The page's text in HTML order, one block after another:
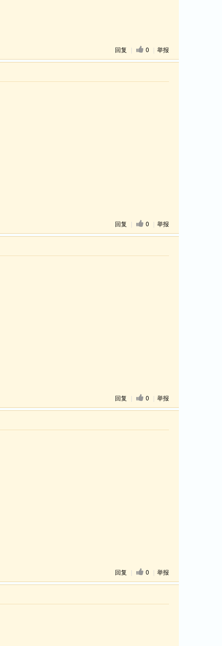
回复 | 0 | 举报
回复 | 0 | 举报
回复 | 0 | 举报
回复 | 0 | 举报